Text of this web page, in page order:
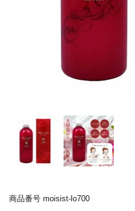
商品番号 moisist-lo700